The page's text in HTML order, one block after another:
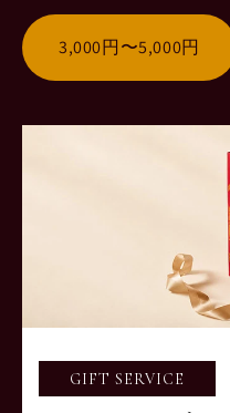
3,000円〜5,000円
GIFT SERVICE